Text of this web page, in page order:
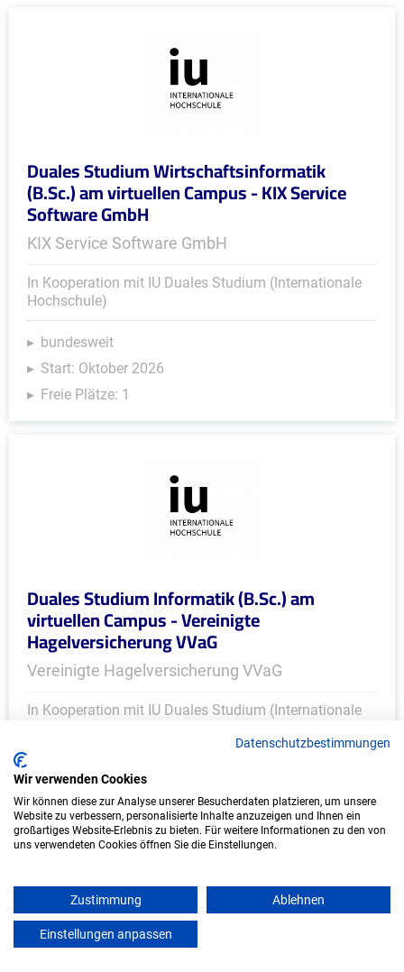
Duales Studium Wirtschaftsinformatik
(B.Sc.) am virtuellen Campus - KIX Service
Software GmbH
KIX Service Software GmbH
In Kooperation mit IU Duales Studium (Internationale
Hochschule)
bundesweit
Start: Oktober 2026
Freie Plätze: 1
Duales Studium Informatik (B.Sc.) am
virtuellen Campus - Vereinigte
Hagelversicherung VVaG
Vereinigte Hagelversicherung VVaG
In Kooperation mit IU Duales Studium (Internationale
bundesweit
Start: Oktober 2026
Freie Plätze: 1
Datenschutzbestimmungen
Wir verwenden Cookies
Wir können diese zur Analyse unserer Besucherdaten platzieren, um unsere
Website zu verbessern, personalisierte Inhalte anzuzeigen und Ihnen ein
großartiges Website-Erlebnis zu bieten. Für weitere Informationen zu den von
uns verwendeten Cookies öffnen Sie die Einstellungen.
Zustimmung Ablehnen
Einstellungen anpassen